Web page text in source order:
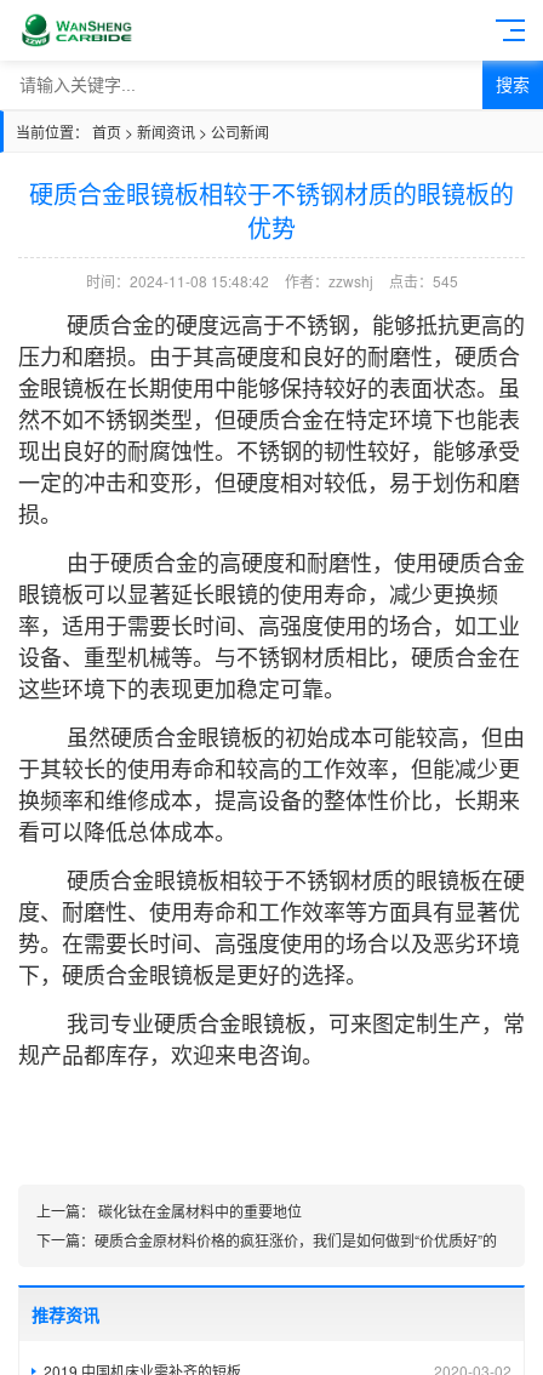
搜索
当前位置： 首页 > 新闻资讯 > 公司新闻
硬质合金眼镜板相较于不锈钢材质的眼镜板的
优势
时间：2024-11-08 15:48:42 作者：zzwshj 点击： 545
硬质合金的硬度远高于不锈钢，能够抵抗更高的
压力和磨损。由于其高硬度和良好的耐磨性，硬质合
金眼镜板在长期使用中能够保持较好的表面状态。虽
然不如不锈钢类型，但硬质合金在特定环境下也能表
现出良好的耐腐蚀性。不锈钢的韧性较好，能够承受
一定的冲击和变形，但硬度相对较低，易于划伤和磨
损。
由于硬质合金的高硬度和耐磨性，使用硬质合金
眼镜板可以显著延长眼镜的使用寿命，减少更换频
率，适用于需要长时间、高强度使用的场合，如工业
设备、重型机械等。与不锈钢材质相比，硬质合金在
这些环境下的表现更加稳定可靠。
虽然硬质合金眼镜板的初始成本可能较高，但由
于其较长的使用寿命和较高的工作效率，但能减少更
换频率和维修成本，提高设备的整体性价比，长期来
看可以降低总体成本。
硬质合金眼镜板相较于不锈钢材质的眼镜板在硬
度、耐磨性、使用寿命和工作效率等方面具有显著优
势。在需要长时间、高强度使用的场合以及恶劣环境
下，硬质合金眼镜板是更好的选择。
我司专业硬质合金眼镜板，可来图定制生产，常
规产品都库存，欢迎来电咨询。
上一篇：
碳化钛在金属材料中的重要地位
下一篇： 硬质合金原材料价格的疯狂涨价，我们是如何做到“价优质好”的
推荐资讯
2020-03-02
2019 中国机床业需补齐的短板